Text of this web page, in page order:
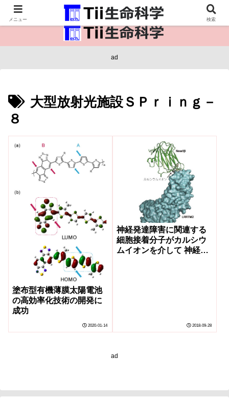
医療保健・生命・生物の情報インフラ。
ad
大型放射光施設ＳＰｒｉｎｇ－
８
塗布型有機薄膜太陽電池
の高効率化技術の開発に
成功
2020-01-14
神経発達障害に関連する
細胞接着分子がカルシウ
ムイオンを介して 神経細
2018-09-28
ad
メニュー 検索